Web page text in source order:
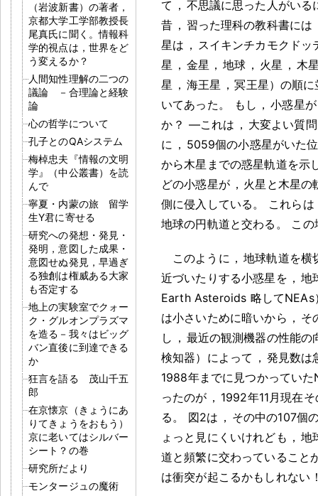
（岩波新書）の著者，
京都大学工学部教授長
尾真氏に聞く。情報科
学的視点は，世界をど
う変えるか？
人間知性理解の二つの
議論 －合理論と経験
論
心の哲学について
孔子とのQAシステム
梅棹忠夫『情報の文明
学』（中公叢書）を読
んで
寧夏・内蒙の旅 留学
生Y君に寄せる
研究への発想・発見・
発明，意図した成果・
意図せぬ発見，早過ぎ
る独創は権威ある大家
も否定する
地上の実験室でクォー
ク・グルオンプラズマ
を造る－我々はビッグ
バン直後に到達できる
か
狂言を語る 茂山千五
郎
在京懐京（きょうにあ
りてきょうをおもう）
京に老いてはシルバー
シート？の巻
研究所だより
モンタージュの魔術
て ， 不思議に思った人がいる
昔 ， 習った理科の教科書には
星は ， スイキンチカモクドッ
星 ， 金星 ， 地球 ， 火星 ， 木
星 ， 海王星 ， 冥王星）の順
いてあった 。 もし ， 小惑星が
か ？ ―これは ， 大変よい質
に ， 5059個の小惑星がいた
から木星までの惑星軌道を示
どの小惑星が ， 火星と木星の
側に侵入している 。 これらは
地球の円軌道と交わる 。 この
このように ， 地球軌道を横
近づいたりする小惑星を ， 地
Earth Asteroids 略してNEAs
は小さいために暗いから ， そ
し ， 最近の観測機器の性能
検知器）によって ， 発見数は
1988年までに見つかっていた
ったのが ， 1992年11月現在
る 。 図2は ， その中の107個
ょっと見にくいけれども ， 地
道と頻繁に交わっていること
は衝突が起こるかもしれない